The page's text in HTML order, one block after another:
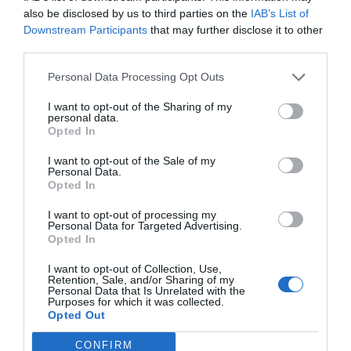
also be disclosed by us to third parties on the IAB’s List of
Downstream Participants that may further disclose it to other
Personal Data Processing Opt Outs
I want to opt-out of the Sharing of my
personal data.
Opted In
I want to opt-out of the Sale of my
Personal Data.
Opted In
I want to opt-out of processing my
Personal Data for Targeted Advertising.
Opted In
I want to opt-out of Collection, Use,
Retention, Sale, and/or Sharing of my
Personal Data that Is Unrelated with the
Purposes for which it was collected.
Opted Out
CONFIRM
En definitiva, abunda el instructor, la concurrencia de una
personación formalmente completa en primer lugar, unida
a la mayor representatividad institucional objetivable de
una de las entidades personadas, conducen a considerar
ajustado a derecho atribuir al Partido Popular la
representación y defensa de las acusaciones populares
agrupadas, “por ser la solución que mejor se acomoda a
los principios de ordenación procesal y a la finalidad
propia de la institución de la acusación popular”.
El auto confiere un plazo de dos días a la representación
procesal designada para que manifieste si ratifica los
escritos presentados hasta la fecha por las distintas
acusaciones populares, que se encuentran pendientes de
resolución y, en su caso, que proceda a su armonización,
de forma que se unifiquen y concreten a fin de dotarlas de